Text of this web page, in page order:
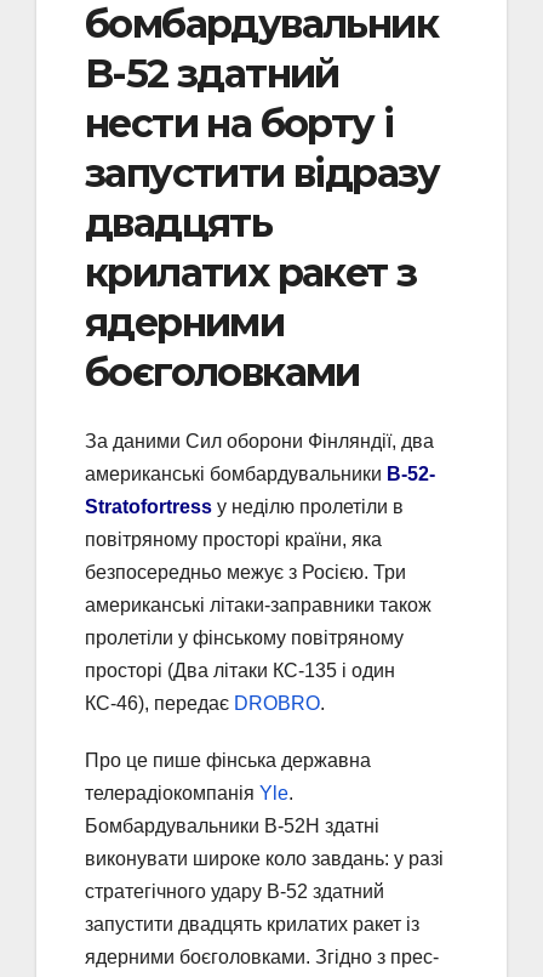
бомбардувальник
В-52 здатний
нести на борту і
запустити відразу
двадцять
крилатих ракет з
ядерними
боєголовками
За даними Сил оборони Фінляндії, два
американські бомбардувальники B-52-
Stratofortress у неділю пролетіли в
повітряному просторі країни, яка
безпосередньо межує з Росією. Три
американські літаки-заправники також
пролетіли у фінському повітряному
просторі (Два літаки КС-135 і один
КС-46), передає DROBRO.
Про це пише фінська державна
телерадіокомпанія Yle.
Бомбардувальники B-52H здатні
виконувати широке коло завдань: у разі
стратегічного удару В-52 здатний
запустити двадцять крилатих ракет із
ядерними боєголовками. Згідно з прес-